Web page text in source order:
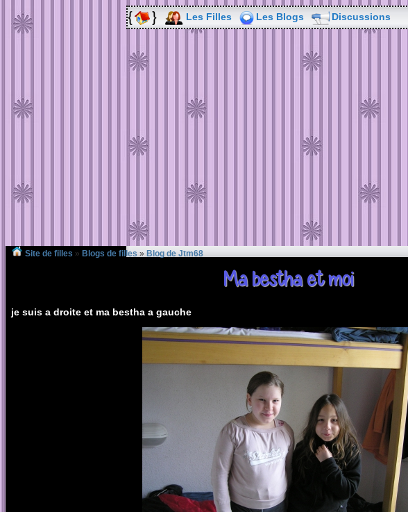
Les Filles Les Blogs Discussions
Site de filles » Blogs de filles » Blog de Jtm68
Ma bestha et moi
je suis a droite et ma bestha a gauche